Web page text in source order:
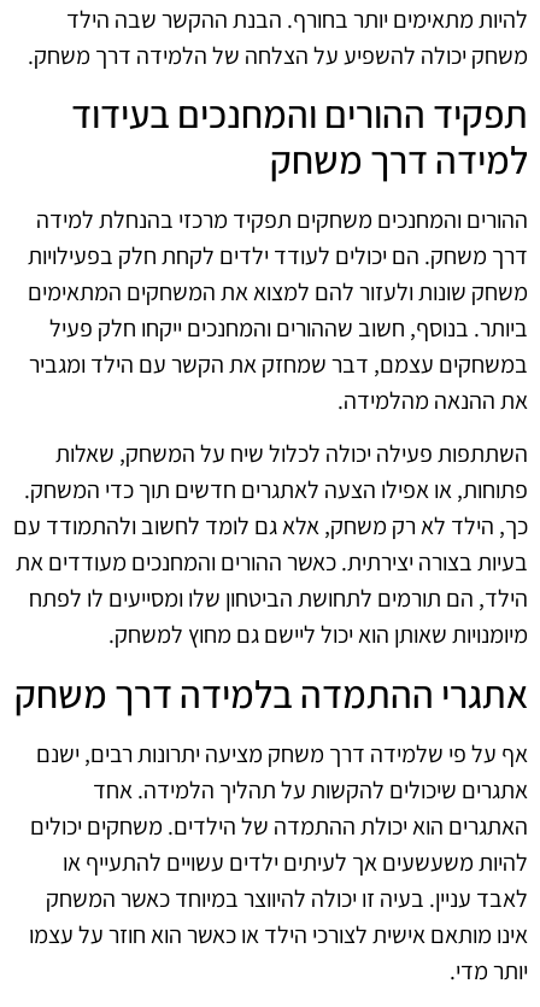
להיות מתאימים יותר בחורף. הבנת ההקשר שבה הילד
משחק יכולה להשפיע על הצלחה של הלמידה דרך משחק.
תפקיד ההורים והמחנכים בעידוד
למידה דרך משחק
ההורים והמחנכים משחקים תפקיד מרכזי בהנחלת למידה
דרך משחק. הם יכולים לעודד ילדים לקחת חלק בפעילויות
משחק שונות ולעזור להם למצוא את המשחקים המתאימים
ביותר. בנוסף, חשוב שההורים והמחנכים ייקחו חלק פעיל
במשחקים עצמם, דבר שמחזק את הקשר עם הילד ומגביר
את ההנאה מהלמידה.
השתתפות פעילה יכולה לכלול שיח על המשחק, שאלות
פתוחות, או אפילו הצעה לאתגרים חדשים תוך כדי המשחק.
כך, הילד לא רק משחק, אלא גם לומד לחשוב ולהתמודד עם
בעיות בצורה יצירתית. כאשר ההורים והמחנכים מעודדים את
הילד, הם תורמים לתחושת הביטחון שלו ומסייעים לו לפתח
מיומנויות שאותן הוא יכול ליישם גם מחוץ למשחק.
אתגרי ההתמדה בלמידה דרך משחק
אף על פי שלמידה דרך משחק מציעה יתרונות רבים, ישנם
אתגרים שיכולים להקשות על תהליך הלמידה. אחד
האתגרים הוא יכולת ההתמדה של הילדים. משחקים יכולים
להיות משעשעים אך לעיתים ילדים עשויים להתעייף או
לאבד עניין. בעיה זו יכולה להיווצר במיוחד כאשר המשחק
אינו מותאם אישית לצורכי הילד או כאשר הוא חוזר על עצמו
יותר מדי.